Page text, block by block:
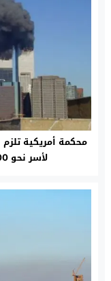
لأسر نحو 1000 من ضحايا هجمات 11 سبتمبر